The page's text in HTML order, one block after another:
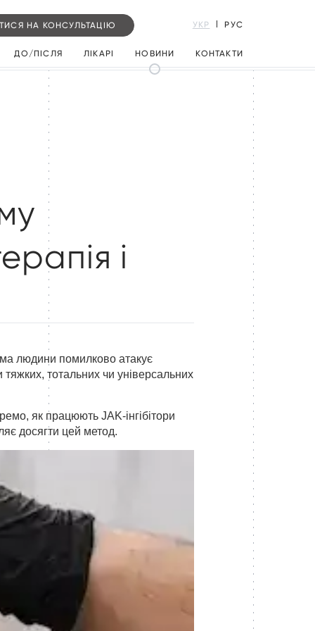
УКР РУС
НА КОНСУЛЬТАЦІЮ
фібром
ДО/ПІСЛЯ ЛІКАРІ НОВИНИ КОНТАКТИ
і
людини помилково атакує
тотальних чи універсальних
як працюють JAK-інгібітори
досягти цей метод.